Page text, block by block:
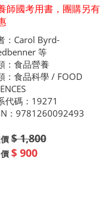
師國考用書，團購另有
：Carol Byrd-
等
：食品營養
：食品科學 / FOOD
代碼：19271
：9781260092493
$ 1,800
$ 900